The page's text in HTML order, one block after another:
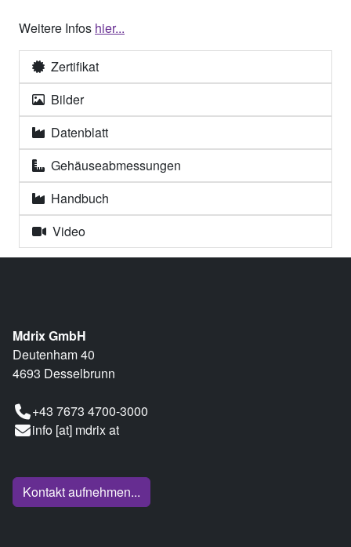
Weitere Infos hier...
Zertifikat
Bilder
Datenblatt
Gehäuseabmessungen
Handbuch
Video
Mdrix GmbH
Deutenham 40
4693 Desselbrunn
+43 7673 4700-3000
info [at] mdrix at
Kontakt aufnehmen...